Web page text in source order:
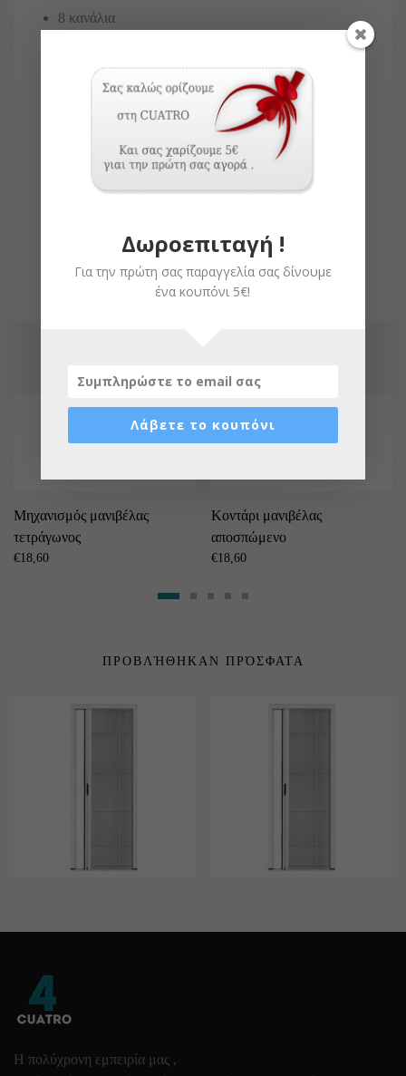
8 κανάλια
Θερμοκρασία λειτουργίας -20oC σε +60οC
Διάφανη Μαγνητική βάση τοίχου
Μηχανισμός μανιβέλας
τετράγωνος
€18,60
Κοντάρι μανιβέλας
αποσπώμενο
€18,60
ΠΡΟΒΛΉΘΗΚΑΝ ΠΡΌΣΦΑΤΑ
Η πολύχρονη εμπειρία μας ,
Δωροεπιταγή !
Για την πρώτη σας παραγγελία σας δίνουμε
ένα κουπόνι 5€!
Λάβετε το κουπόνι